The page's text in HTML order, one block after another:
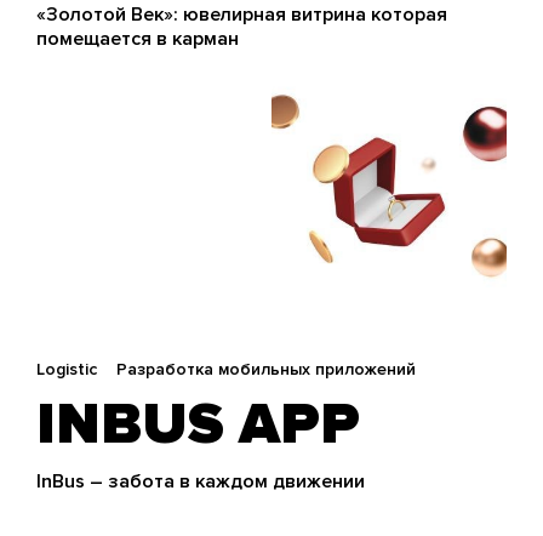
«Золотой Век»: ювелирная витрина которая
помещается в карман
Logistic Разработка мобильных приложений
InBus – забота в каждом движении
INBUS APP